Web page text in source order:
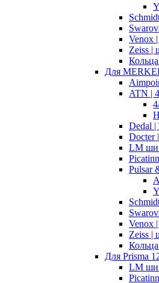
Venox
Zeiss |
Для
ATN |
Dedal |
Docter
LM
Pulsar
Venox
Zeiss |
Для Prisma
LM